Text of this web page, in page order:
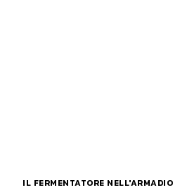
IL FERMENTATORE NELL'ARMADIO